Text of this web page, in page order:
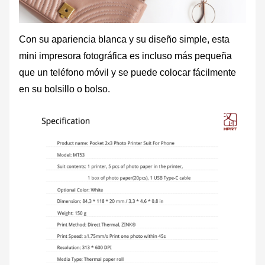
Con su apariencia blanca y su diseño simple, esta
mini impresora fotográfica es incluso más pequeña
que un teléfono móvil y se puede colocar fácilmente
en su bolsillo o bolso.